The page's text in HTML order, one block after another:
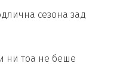
сезона зад
ни тоа не беше